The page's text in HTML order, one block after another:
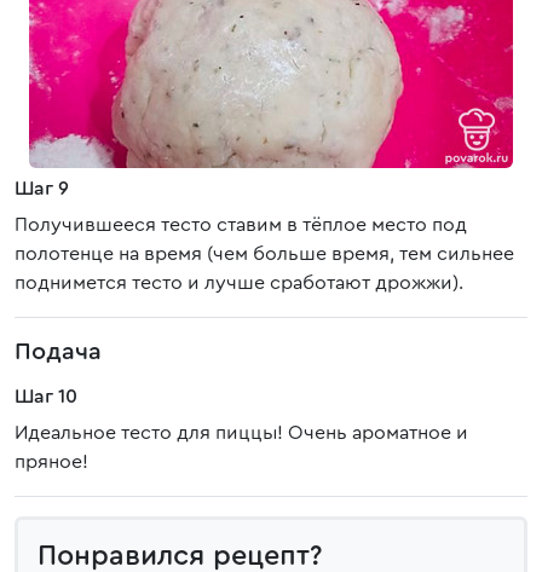
Шаг 9
Получившееся тесто ставим в тёплое место под
полотенце на время (чем больше время, тем сильнее
поднимется тесто и лучше сработают дрожжи).
Подача
Шаг 10
Идеальное тесто для пиццы! Очень ароматное и
пряное!
Понравился рецепт?